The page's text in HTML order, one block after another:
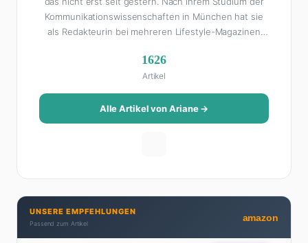
Kommunikationswissenschaften in München hat sie
als Redakteurin bei mehreren Lifestyle-Magazinen
Als Lifestyle-Redakteurin schreibt sie über alles, was
das Leben schöner macht: von Interior Design und
Reise-Tipps über Food-Trends bis hin zu
Beziehungsratgebern, die auch Männer gerne lesen.
Ihre Geheimwaffe: Sie weiß genau, was Frauen an
Brunch-Spot der Stadt. Ihre Interior-Tipps basieren
auf echter Erfahrung – ihre Wohnung wurde schon
zweimal in Design-Blogs gefeatured.
1626
Artikel
Alle Artikel von Ariane →
UNSERE EMPFEHLUNGEN
Passend zum Artikel
amazon